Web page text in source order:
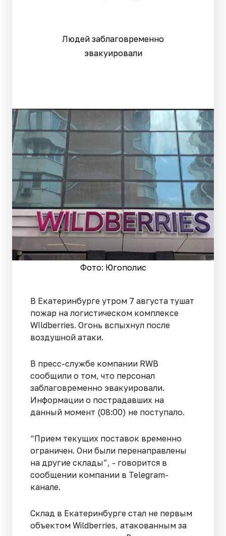
Людей заблаговременно
эвакуировали
Фото: Югополис
В Екатеринбурге утром 7 августа тушат
пожар на логистическом комплексе
WIldberries. Огонь вспыхнул после
воздушной атаки.
В пресс-службе компании RWB
сообщили о том, что персонал
заблаговременно эвакуировали.
Информации о пострадавших на
данный момент (08:00) не поступало.
“Прием текущих поставок временно
ограничен. Они были перенаправлены
на другие склады”, - говорится в
сообщении компании в Telegram-
канале.
Склад в Екатеринбурге стал не первым
объектом Wildberries, атакованным за